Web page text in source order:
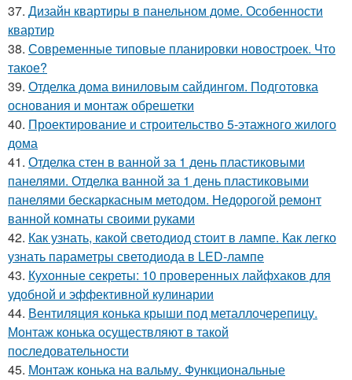
37. Дизайн квартиры в панельном доме. Особенности
квартир
38. Современные типовые планировки новостроек. Что
такое?
39. Отделка дома виниловым сайдингом. Подготовка
основания и монтаж обрешетки
40. Проектирование и строительство 5-этажного жилого
дома
41. Отделка стен в ванной за 1 день пластиковыми
панелями. Отделка ванной за 1 день пластиковыми
панелями бескаркасным методом. Недорогой ремонт
ванной комнаты своими руками
42. Как узнать, какой светодиод стоит в лампе. Как легко
узнать параметры светодиода в LED-лампе
43. Кухонные секреты: 10 проверенных лайфхаков для
удобной и эффективной кулинарии
44. Вентиляция конька крыши под металлочерепицу.
Монтаж конька осуществляют в такой
последовательности
45. Монтаж конька на вальму. Функциональные